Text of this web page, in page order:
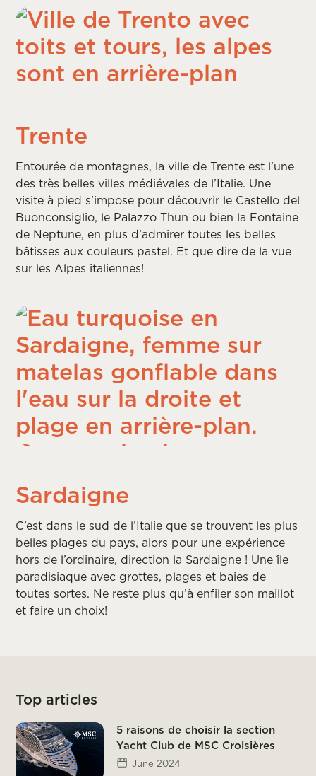
Trente
Entourée de montagnes, la ville de Trente est l’une
des très belles villes médiévales de l’Italie. Une
visite à pied s’impose pour découvrir le Castello del
Buonconsiglio, le Palazzo Thun ou bien la Fontaine
de Neptune, en plus d’admirer toutes les belles
bâtisses aux couleurs pastel. Et que dire de la vue
sur les Alpes italiennes!
Sardaigne
C’est dans le sud de l’Italie que se trouvent les plus
belles plages du pays, alors pour une expérience
hors de l’ordinaire, direction la Sardaigne ! Une île
paradisiaque avec grottes, plages et baies de
toutes sortes. Ne reste plus qu’à enfiler son maillot
et faire un choix!
Top articles
5 raisons de choisir la section
Yacht Club de MSC Croisières
June 2024